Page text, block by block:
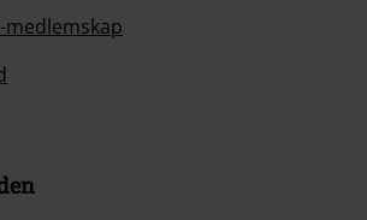
medlemskap